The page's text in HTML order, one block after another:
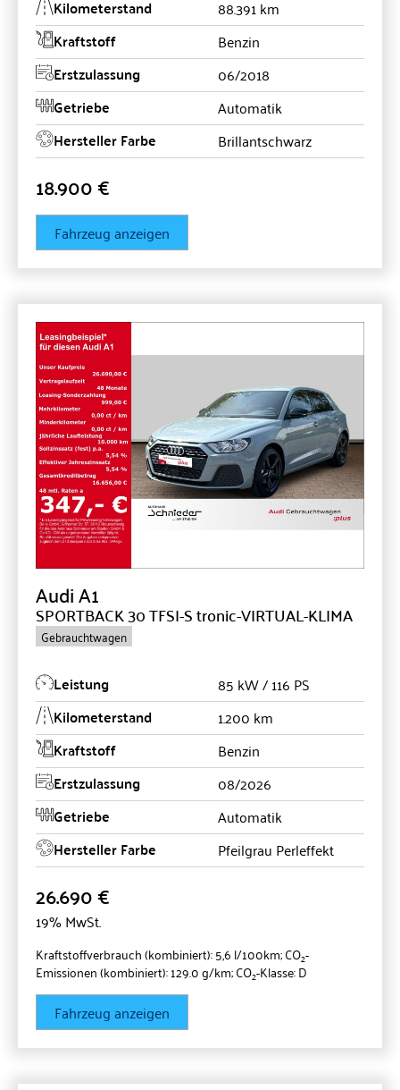
Kilometerstand 88.391 km
Kraftstoff Benzin
Erstzulassung 06/2018
Getriebe Automatik
Hersteller Farbe Brillantschwarz
18.900 €
Fahrzeug anzeigen
AudiA1
SPORTBACK 30 TFSI-S tronic-VIRTUAL-KLIMA
Gebrauchtwagen
Leistung 85 kW / 116 PS
Kilometerstand 1.200 km
Kraftstoff Benzin
Erstzulassung 08/2026
Getriebe Automatik
Hersteller Farbe Pfeilgrau Perleffekt
26.690 €
19% MwSt.
Kraftstoffverbrauch (kombiniert):5,6 l/100km;CO2-
Emissionen (kombiniert):129.0 g/km;CO2-Klasse:D
Fahrzeug anzeigen